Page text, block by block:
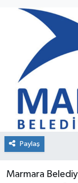
Paylaş
Marmara
Son Dakika
Haber Arşivi